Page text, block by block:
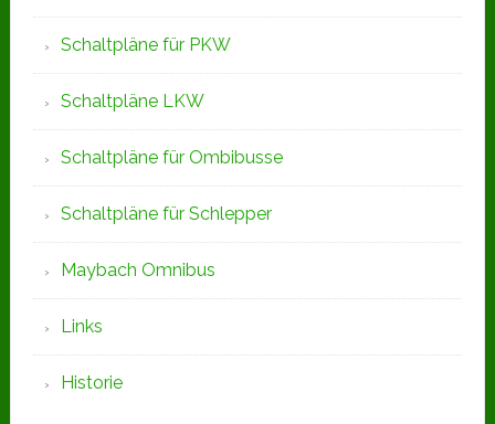
Schaltpläne für PKW
Schaltpläne LKW
Schaltpläne für Ombibusse
Schaltpläne für Schlepper
Maybach Omnibus
Links
Historie